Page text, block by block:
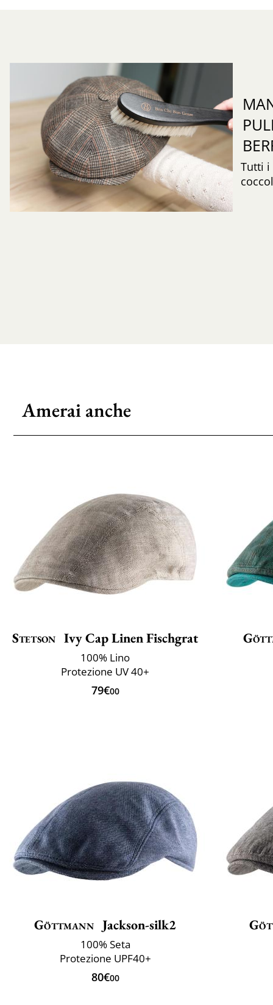
Tutti i
Amerai anche
Stetson Ivy Cap Linen Fischgrat
100% Lino
Protezione UV 40+
79€00
Göttmann Jackson-silk2
100% Seta
Protezione UPF40+
80€00